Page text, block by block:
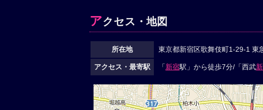
アクセス・地図
所在地 東京都新宿区歌舞伎町1-29-1 東
アクセス・最寄駅 「新宿駅」から徒歩7分/「西武